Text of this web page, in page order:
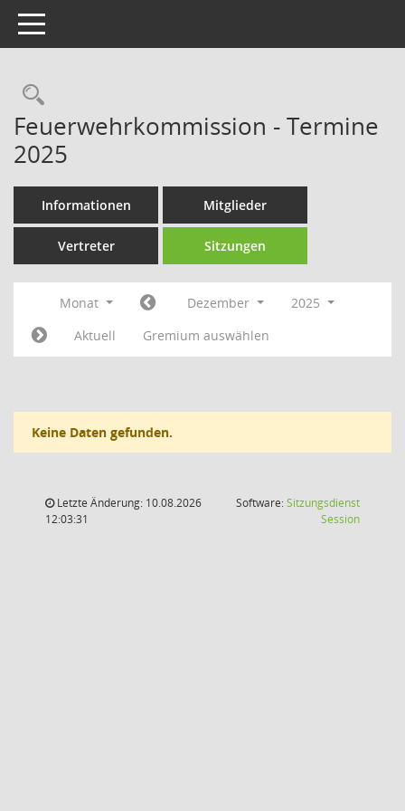
Toggle navigation
Rechercheauswahl
Feuerwehrkommission - Termine
2025
Informationen Mitglieder
Vertreter Sitzungen
Monat Dezember
2025
Aktuell
Gremium auswählen
Keine Daten gefunden.
Letzte Änderung: 10.08.2026
12:03:31
Software:Sitzungsdienst
Session(Wird in